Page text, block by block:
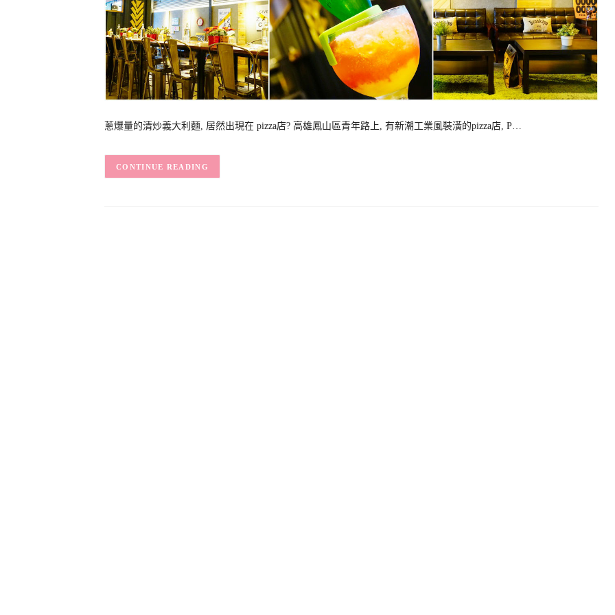
蔥爆量的清炒義大利麵, 居然出現在 pizza店? 高雄鳳山區青年路上, 有新潮工業風裝潢的pizza店, P…
CONTINUE READING